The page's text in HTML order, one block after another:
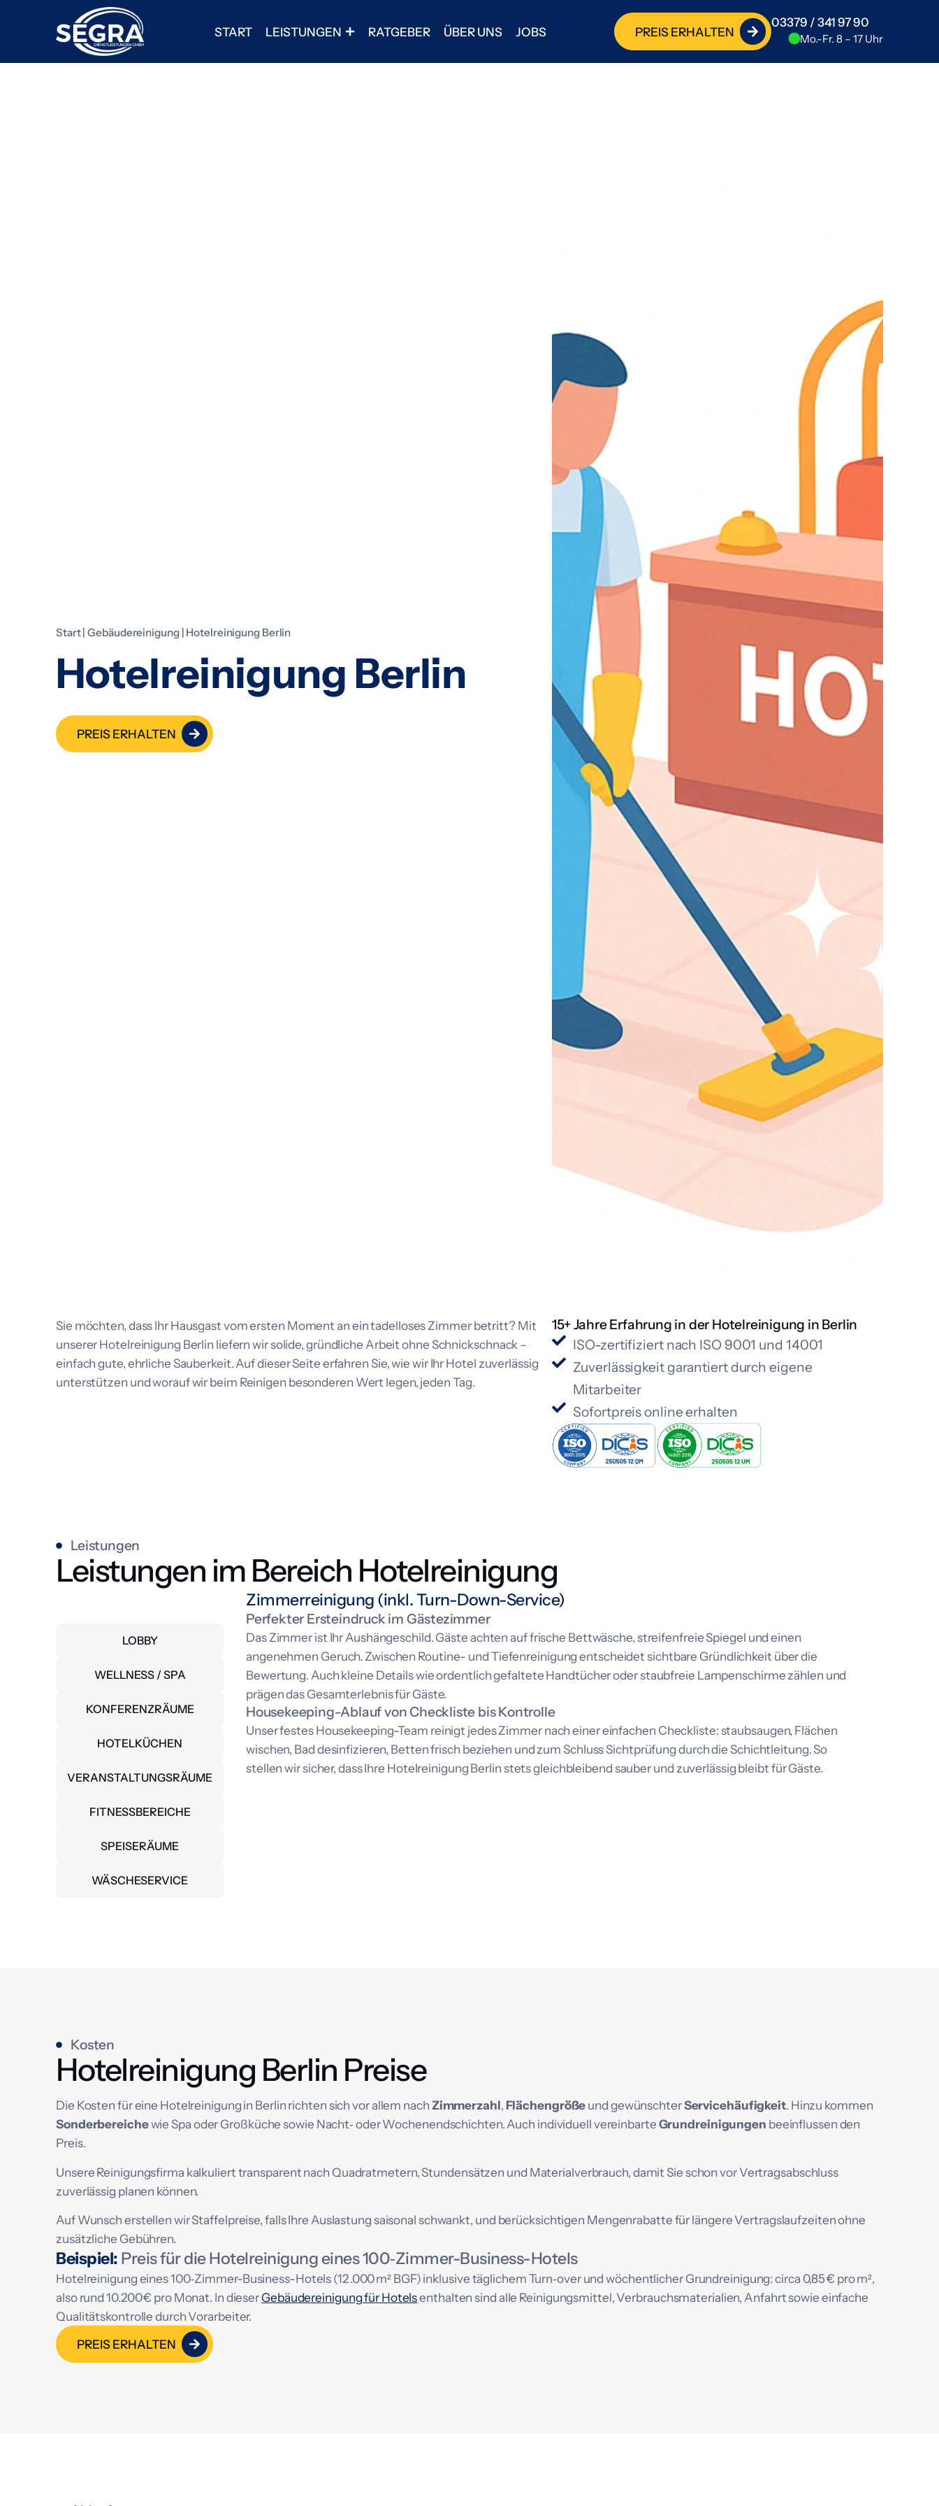
START LEISTUNGEN RATGEBER ÜBER UNS JOBS PREIS ERHALTEN
03379 / 341 97 90
Mo.-Fr. 8 – 17 Uhr
Start|Gebäudereinigung| Hotelreinigung Berlin
Hotelreinigung Berlin
PREIS ERHALTEN
Sie möchten, dass Ihr Hausgast vom ersten Moment an ein tadelloses Zimmer betritt? Mit
unserer Hotelreinigung Berlin liefern wir solide, gründliche Arbeit ohne Schnickschnack –
einfach gute, ehrliche Sauberkeit. Auf dieser Seite erfahren Sie, wie wir Ihr Hotel zuverlässig
unterstützen und worauf wir beim Reinigen besonderen Wert legen, jeden Tag.
15+ Jahre Erfahrung in der Hotelreinigung in Berlin
ISO-zertifiziert nach ISO 9001 und 14001
Zuverlässigkeit garantiert durch eigene
Mitarbeiter
Sofortpreis online erhalten
Leistungen
Leistungen im Bereich Hotelreinigung
LOBBY
WELLNESS / SPA
KONFERENZRÄUME
HOTELKÜCHEN
VERANSTALTUNGSRÄUME
FITNESSBEREICHE
SPEISERÄUME
WÄSCHESERVICE
Zimmerreinigung (inkl. Turn-Down-Service)
Perfekter Ersteindruck im Gästezimmer
Das Zimmer ist Ihr Aushängeschild. Gäste achten auf frische Bettwäsche, streifenfreie Spiegel und einen
angenehmen Geruch. Zwischen Routine- und Tiefenreinigung entscheidet sichtbare Gründlichkeit über die
Bewertung. Auch kleine Details wie ordentlich gefaltete Handtücher oder staubfreie Lampenschirme zählen und
prägen das Gesamterlebnis für Gäste.
Housekeeping-Ablauf von Checkliste bis Kontrolle
Unser festes Housekeeping-Team reinigt jedes Zimmer nach einer einfachen Checkliste: staubsaugen, Flächen
wischen, Bad desinfizieren, Betten frisch beziehen und zum Schluss Sichtprüfung durch die Schichtleitung. So
stellen wir sicher, dass Ihre Hotelreinigung Berlin stets gleichbleibend sauber und zuverlässig bleibt für Gäste.
Kosten
Hotelreinigung Berlin Preise
Die Kosten für eine Hotelreinigung in Berlin richten sich vor allem nachZimmerzahl, Flächengrößeund gewünschterServicehäufigkeit. Hinzu kommen
Sonderbereichewie Spa oder Großküche sowie Nacht‑ oder Wochenendschichten. Auch individuell vereinbarteGrundreinigungen beeinflussen den
Preis.
Unsere Reinigungsfirma kalkuliert transparent nach Quadratmetern, Stundensätzen und Materialverbrauch, damit Sie schon vor Vertragsabschluss
zuverlässig planen können.
Auf Wunsch erstellen wir Staffelpreise, falls Ihre Auslastung saisonal schwankt, und berücksichtigen Mengenrabatte für längere Vertragslaufzeiten ohne
zusätzliche Gebühren.
Beispiel: Preis für die Hotelreinigung eines 100‑Zimmer-Business-Hotels
Hotelreinigung eines 100‑Zimmer-Business-Hotels (12 .000 m² BGF) inklusive täglichem Turn‑over und wöchentlicher Grundreinigung: circa 0,85 € pro m²,
also rund 10.200 € pro Monat. In dieserGebäudereinigung für Hotelsenthalten sind alle Reinigungsmittel, Verbrauchsmaterialien, Anfahrt sowie einfache
Qualitätskontrolle durch Vorarbeiter.
PREIS ERHALTEN